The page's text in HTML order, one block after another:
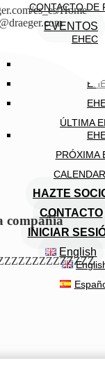
CONTACTO DE
EVENTOS
EHEC
EDICIONES
ÚLTIMA
PRÓXIMA
HAZTE
CONTACTO
INICIAR
English
es_es/Home
compañía